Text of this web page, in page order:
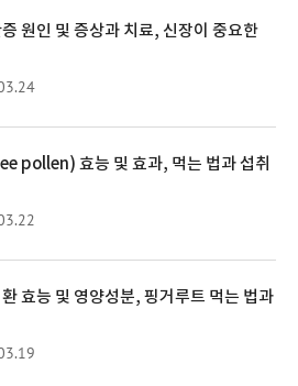
원인 및 증상과 치료, 신장이 중요한
pollen) 효능 및 효과, 먹는 법과 섭취
효능 및 영양성분, 핑거루트 먹는 법과